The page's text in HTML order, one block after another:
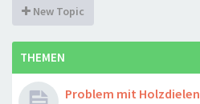
New Topic
THEMEN
Problem mit Holzdielen